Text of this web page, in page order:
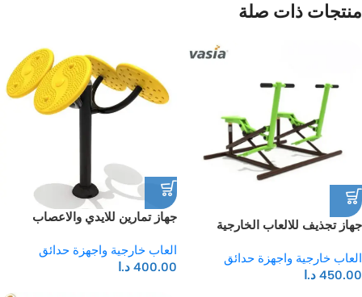
منتجات ذات صلة
جهاز تجذيف للالعاب الخارجية
العاب خارجية واجهزة حدائق
450.00 د.ا
جهاز تمارين للايدي والاعصاب
العاب خارجية واجهزة حدائق
400.00 د.ا